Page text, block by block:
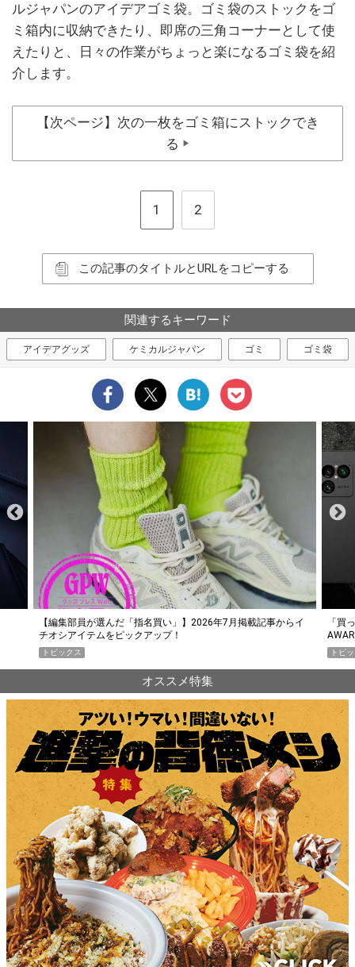
ルジャパンのアイデアゴミ袋。ゴミ袋のストックをゴ
ミ箱内に収納できたり、即席の三角コーナーとして使
えたりと、日々の作業がちょっと楽になるゴミ袋を紹
介します。
【次ページ】次の一枚をゴミ箱にストックでき
る
▶
1 2
この記事のタイトルとURLをコピーする
関連するキーワード
アイデアグッズ ケミカルジャパン ゴミ ゴミ袋
「買って損なし」の極上スマホ5選【GoodsPress 2026上半期
AWARD】
トピックス
薄着
PR
オススメ特集